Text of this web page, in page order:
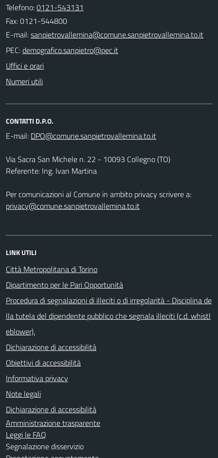
Telefono:0121-543131
Fax: 0121-544800
E-mail:
PEC:
Uffici e orari
Numeri utili
CONTATTI D.P.O.
E-mail:
Via Sacra San Michele n. 22 - 10093 Collegno (TO)
Referente: Ing. Ivan Martina
Per comunicazioni al Comune in ambito privacy scrivere a:
privacy@comune.sanpietrovallemina.to.it
LINK UTILI
Città Metropolitana di Torino
Dipartimento per le Pari Opportunità
Procedura di segnalazioni di illeciti o di irregolarità - Disciplina de
lla tutela del dipendente pubblico che segnala illeciti (c.d. whistl
eblower).
Dichiarazione di accessibilità
Obiettivi di accessibilità
Informativa privacy
Note legali
Dichiarazione di accessibilità
Amministrazione trasparente
Leggi le FAQ
Segnalazione disservizio